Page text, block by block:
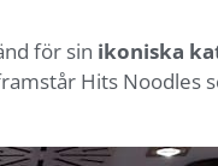
för sin ikoniska
Hits Noodles